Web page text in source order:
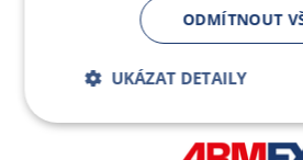
Jsme součástí skupiny ARMEX
nezávislých
ODMÍTNOUT
UKÁZAT DETAILY
Bezpodmínečně
nutné soubory